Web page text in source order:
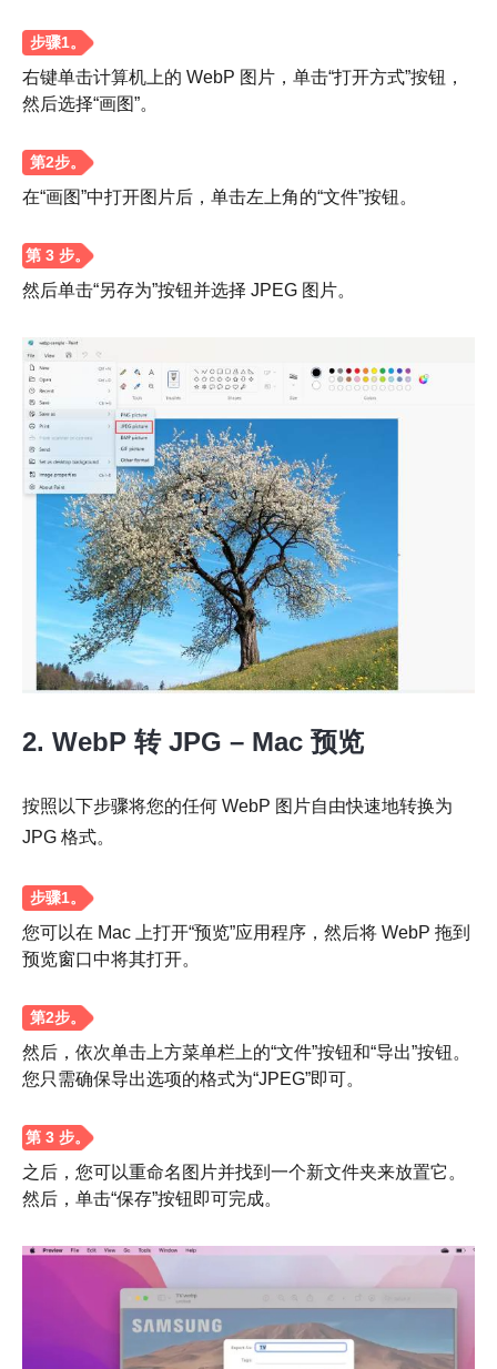
步骤1。
第2步。
步骤4。
右键单击计算机上的 WebP 图片，单击“打开方式”按钮，
然后选择“画图”。
在“画图”中打开图片后，单击左上角的“文件”按钮。
然后单击“另存为”按钮并选择 JPEG 图片。
2. WebP 转 JPG – Mac 预览
按照以下步骤将您的任何 WebP 图片自由快速地转换为
JPG 格式。
您可以在 Mac 上打开“预览”应用程序，然后将 WebP 拖到
预览窗口中将其打开。
然后，依次单击上方菜单栏上的“文件”按钮和“导出”按钮。
您只需确保导出选项的格式为“JPEG”即可。
之后，您可以重命名图片并找到一个新文件夹来放置它。
然后，单击“保存”按钮即可完成。